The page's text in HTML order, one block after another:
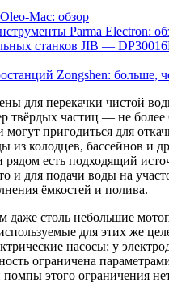
Mac: обзор
Parma Electron:
станков JIB —
Zongshen: больше,
для перекачки чистой
твёрдых частиц — не
пригодиться для
из колодцев, бассейнов и
рядом есть подходящий
и для подачи воды на
ёмкостей и полива.
даже столь небольшие
для этих же
насосы: у
ограничена
этого ограничения